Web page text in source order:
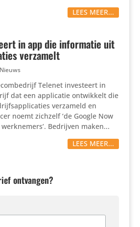
LEES MEER...
in app die informatie uit
verzamelt
Nieuws
Telenet inves­teert in
dat een appli­catie ontwik­kelt die
verzameld en
noemt zichzelf ‘de Google Now
Bedrijven maken...
LEES MEER...
ontvangen?